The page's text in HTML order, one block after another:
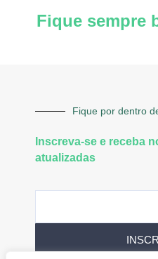
Fique sempre
Fique por dentro
Inscreva-se e receba
atualizadas